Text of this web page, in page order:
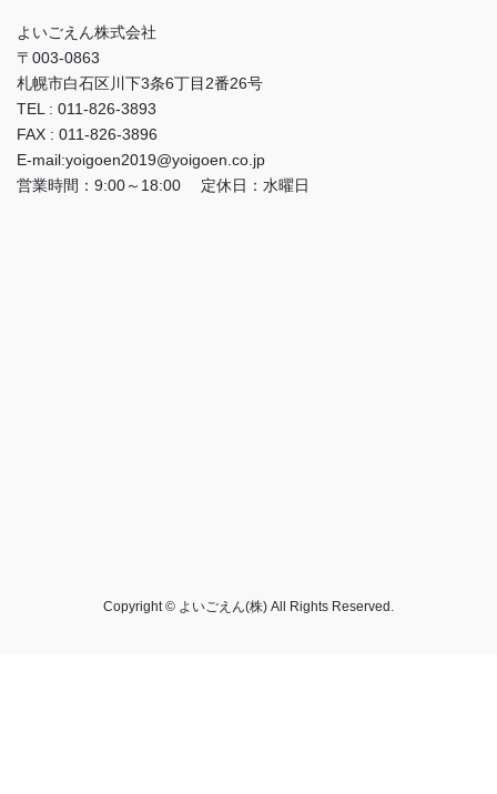
よいごえん株式会社
〒003-0863
札幌市白石区川下3条6丁目2番26号
TEL : 011-826-3893
FAX : 011-826-3896
E-mail:yoigoen2019@yoigoen.co.jp
営業時間：9:00～18:00 定休日：水曜日
Copyright © よいごえん(株) All Rights Reserved.